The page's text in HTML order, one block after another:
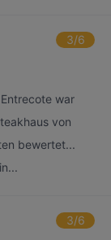
3/6
war
von
bewertet...
3/6